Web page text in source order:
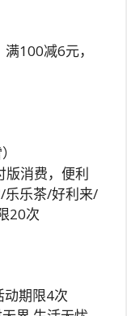
100减6元，
版消费，便利
乐乐茶/好利来/
20次
期限4次